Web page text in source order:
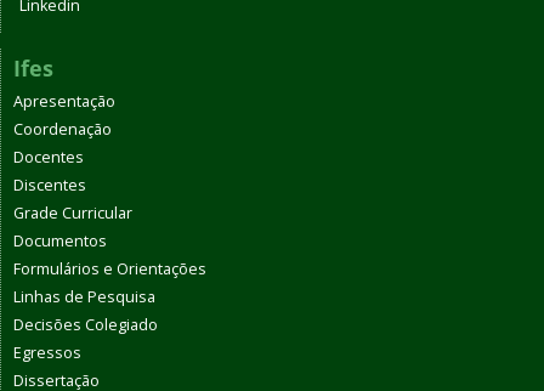
Linkedin
Ifes
Apresentação
Coordenação
Docentes
Discentes
Grade Curricular
Documentos
Formulários e Orientações
Linhas de Pesquisa
Decisões Colegiado
Egressos
Dissertação